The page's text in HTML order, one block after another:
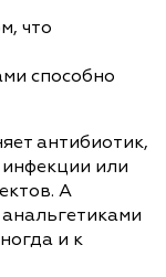
что
способно
антибиотик,
или
А
и к